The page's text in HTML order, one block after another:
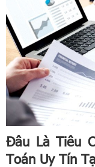
Đâu Là Tiêu
Toán Uy Tín